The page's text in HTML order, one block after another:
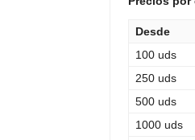
Desde
100 uds
250 uds
500 uds
1000 uds